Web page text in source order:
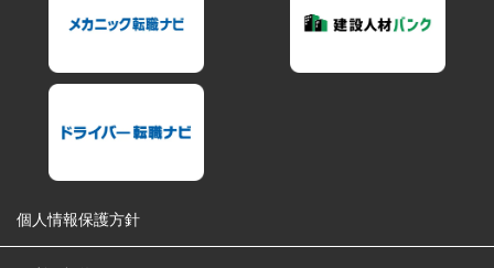
個人情報保護方針